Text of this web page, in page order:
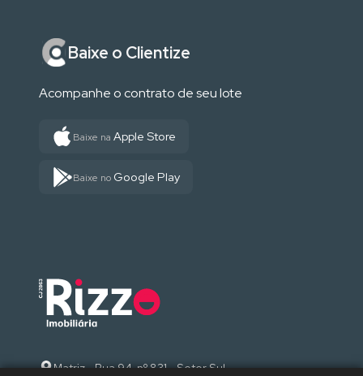
Matriz - Rua 94, nº 831 - Setor Sul
Baixe o Clientize
Acompanhe o contrato de seu lote
Baixe na Apple Store
Baixe no Google Play